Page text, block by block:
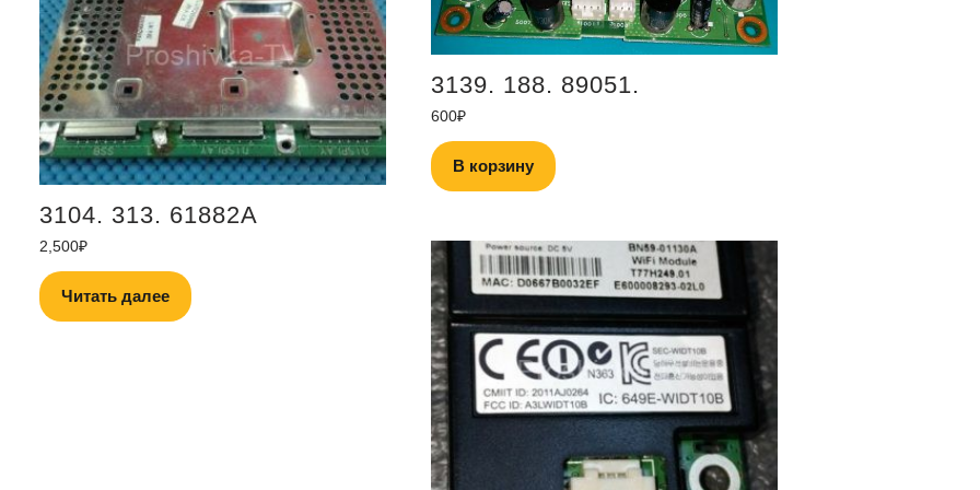
3104. 313. 61882A
2,500₽
Читать далее
3139. 188. 89051.
600₽
В корзину